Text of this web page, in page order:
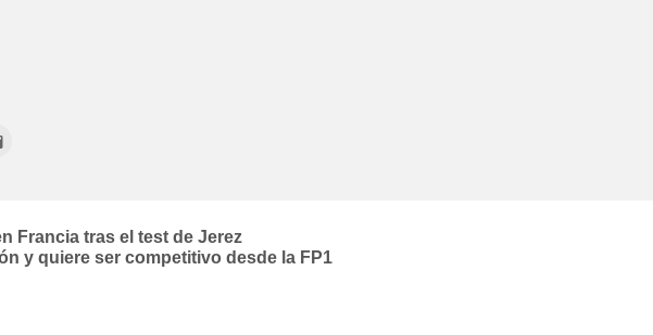
Francia tras el test de Jerez
y quiere ser competitivo desde la FP1